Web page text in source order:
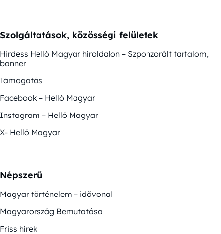
Szolgáltatások, közösségi felületek
Hirdess Helló Magyar híroldalon – Szponzorált tartalom,
banner
Támogatás
Facebook – Helló Magyar
Instagram – Helló Magyar
X- Helló Magyar
Népszerű
Magyar történelem – idővonal
Magyarország Bemutatása
Friss hírek